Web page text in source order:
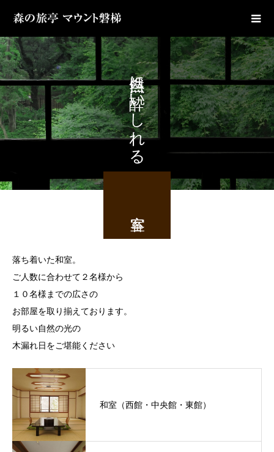
自然に酔いしれる
落ち着いた和室。
ご人数に合わせて２名様から
１０名様までの広さの
お部屋を取り揃えております。
明るい自然の光の
木漏れ日をご堪能ください
和室（西館・中央館・東館）